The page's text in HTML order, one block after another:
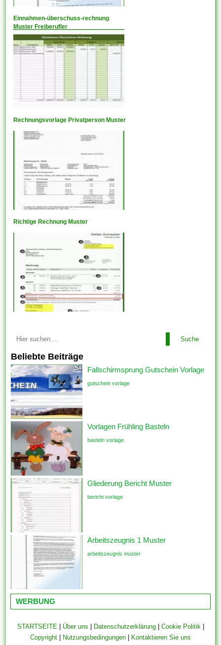
Einnahmen-überschuss-rechnung
Muster Freiberufler
Rechnungsvorlage Privatperson Muster
Richtige Rechnung Muster
Suche
Beliebte Beiträge
Fallschirmsprung Gutschein Vorlage
gutschein vorlage
Vorlagen Frühling Basteln
basteln vorlage
Gliederung Bericht Muster
bericht vorlage
Arbeitszeugnis 1 Muster
arbeitszeugnis muster
WERBUNG
STARTSEITE| Über uns Datenschutzerklärung| Cookie Politik|
Copyright
Nutzungsbedingungen Kontaktieren Sie uns